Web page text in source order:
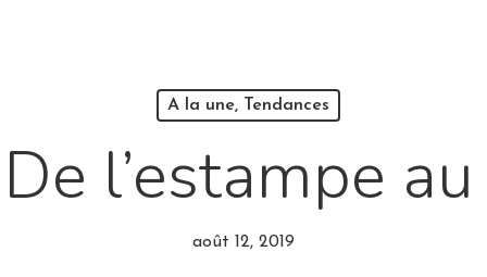
A la une, Tendances
l’estampe
août 12, 2019